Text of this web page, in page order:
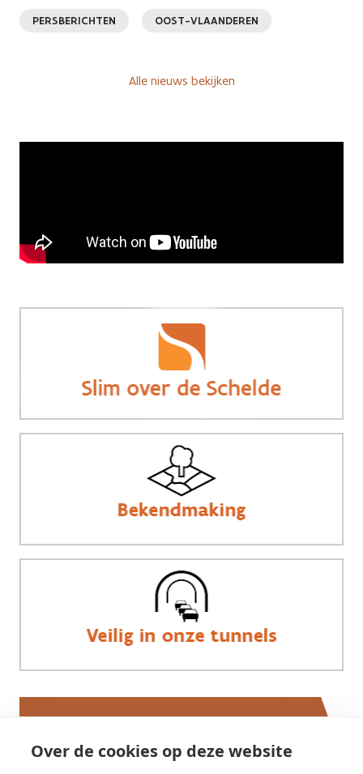
Over de cookies op deze website
PERSBERICHTEN OOST-VLAANDEREN
Alle nieuws bekijken
Werken bij AWV